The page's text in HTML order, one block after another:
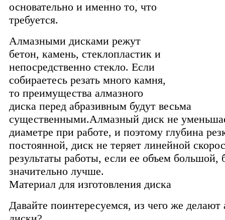
основательно и именно то, что
требуется.
Алмазными дисками режут
бетон, камень, стеклопластик и
непосредственно стекло. Если
собираетесь резать много камня,
то преимущества алмазного
диска перед абразивным будут весьма
существенными.Алмазный диск не
диаметре при работе, и поэтому глубина
постоянной, диск не теряет линейной
результаты работы, если ее объем большой,
значительно лучше.
Материал для изготовления диска
Давайте поинтересуемся, из чего же